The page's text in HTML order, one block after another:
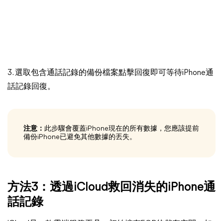
3. 選取包含通話記錄的備份檔案點擊回復即可等待iPhone通
話記錄回復。
注意： 此步驟會覆蓋iPhone現在的所有數據，您應該提前
備份iPhone已避免其他數據的丟失。
方法3：透過iCloud救回消失的iPhone通
話記錄